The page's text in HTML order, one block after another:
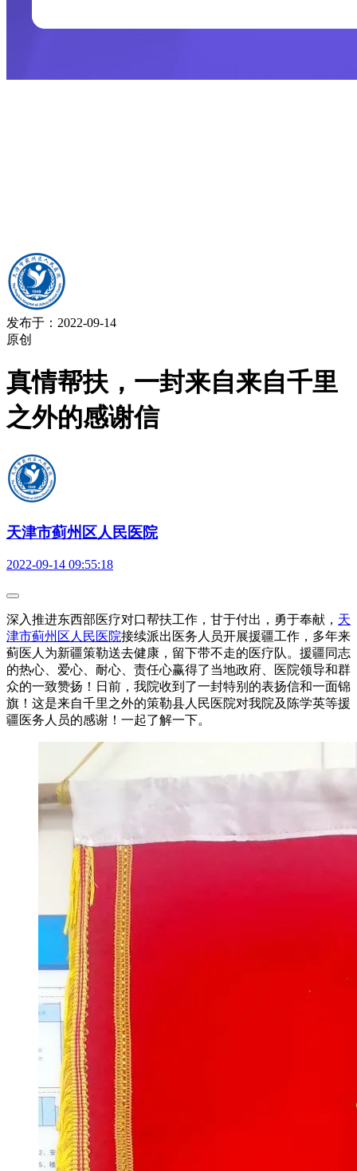
发布于：2022-09-14
原创
真情帮扶，一封来自来自千里
之外的感谢信
天津市蓟州区人民医院
2022-09-14 09:55:18
深入推进东西部医疗对口帮扶工作，甘于付出，勇于奉献， 天
津市蓟州区人民医院接续派出医务人员开展援疆工作，多年来
蓟医人为新疆策勒送去健康，留下带不走的医疗队。援疆同志
的热心、爱心、耐心、责任心赢得了当地政府、医院领导和群
众的一致赞扬！日前，我院收到了一封特别的表扬信和一面锦
旗！这是来自千里之外的策勒县人民医院对我院及陈学英等援
疆医务人员的感谢！一起了解一下。